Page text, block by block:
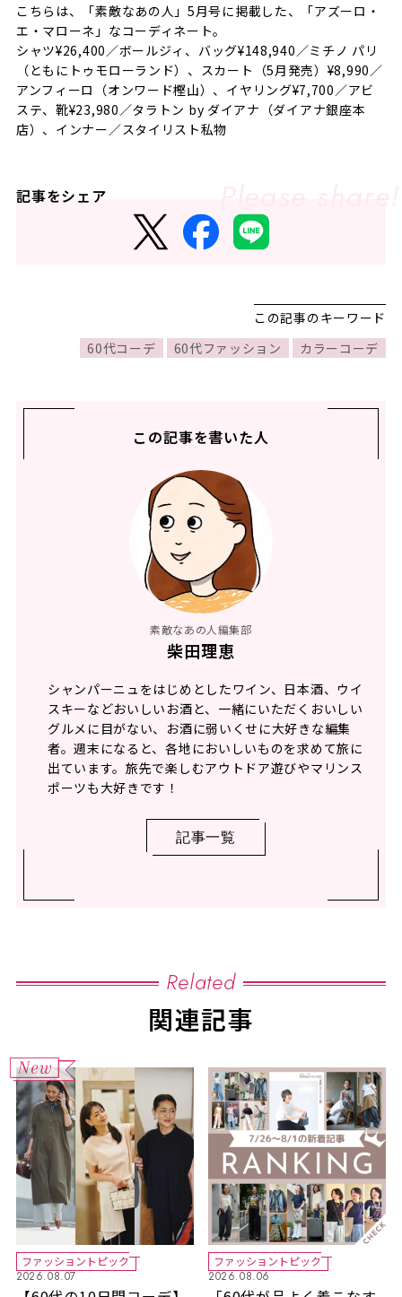
こちらは、「素敵なあの人」5月号に掲載した、「アズーロ・
エ・マローネ」なコーディネート。
シャツ¥26,400／ボールジィ、バッグ¥148,940／ミチノ パリ
（ともにトゥモローランド）、スカート（5月発売）¥8,990／
アンフィーロ（オンワード樫山）、イヤリング¥7,700／アビ
ステ、靴¥23,980／タラトン by ダイアナ（ダイアナ銀座本
店）、インナー／スタイリスト私物
記事をシェア
この記事のキーワード
60代コーデ
60代ファッション カラーコーデ
この記事を書いた人
素敵なあの人編集部
柴田理恵
シャンパーニュをはじめとしたワイン、日本酒、ウイ
スキーなどおいしいお酒と、一緒にいただくおいしい
グルメに目がない、お酒に弱いくせに大好きな編集
者。週末になると、各地においしいものを求めて旅に
出ています。旅先で楽しむアウトドア遊びやマリンス
ポーツも大好きです！
記事一覧
Related
関連記事
ファッショントピック
2026.08.07
ファッショントピック
2026.08.06